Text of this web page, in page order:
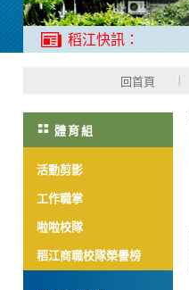
稻江快訊：
回首頁
體育組
活動剪影
工作職掌
啦啦校隊
稻江商職校隊榮譽榜